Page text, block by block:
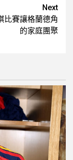
Next
比賽讓格蘭德角
的家庭團聚